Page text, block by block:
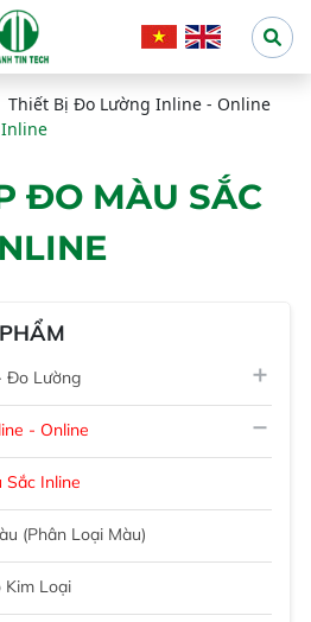
Thiết Bị Đo Lường Inline - Online
Inline
ĐO MÀU SẮC
Đo Lường
- Online
Sắc Inline
(phân Loại Màu)
Kim Loại